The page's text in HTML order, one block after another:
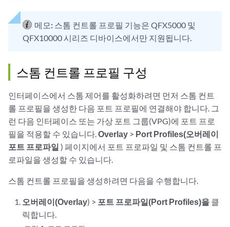
메모: 스톰 컨트롤 프로필 기능은 QFX5000 및
QFX10000 시리즈 디바이스에서만 지원됩니다.
스톰 컨트롤 프로필 구성
인터페이스에서 스톰 제어를 활성화하려면 먼저 스톰 컨트
롤 프로필을 생성한 다음 포트 프로필에 연결해야 합니다. 그
런 다음 인터페이스 또는 가상 포트 그룹(VPG)에 포트 프로
필을 적용할 수 있습니다.Overlay > Port Profiles(오버레이
포트 프로파일 ) 페이지에서 포트 프로파일 및 스톰 컨트롤 프
로파일을 생성할 수 있습니다.
스톰 컨트롤 프로필을 생성하려면 다음을 수행합니다.
오버레이(Overlay) > 포트 프로파일(Port Profiles)을 클
릭합니다.